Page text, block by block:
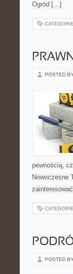
Ogród […]
POSTED
pewnością,
Nowoczesne
POSTED